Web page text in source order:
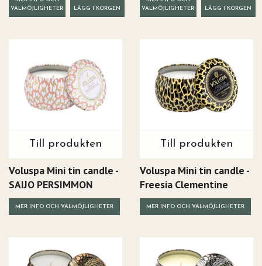
VALMÖJLIGHETER
VALMÖJLIGHETER
Till produkten
Voluspa Mini tin candle -
SAIJO PERSIMMON
MER INFO OCH VALMÖJLIGHETER
Till produkten
Voluspa Mini tin candle -
Freesia Clementine
MER INFO OCH VALMÖJLIGHETER